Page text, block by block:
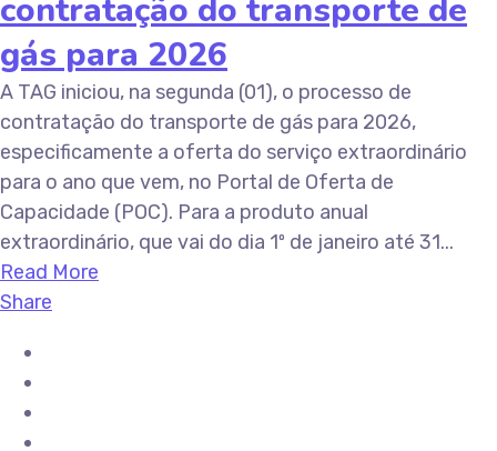
contratação do transporte de
gás para 2026
A TAG iniciou, na segunda (01), o processo de
contratação do transporte de gás para 2026,
especificamente a oferta do serviço extraordinário
para o ano que vem, no Portal de Oferta de
Capacidade (POC). Para a produto anual
extraordinário, que vai do dia 1º de janeiro até 31...
Read More
Share